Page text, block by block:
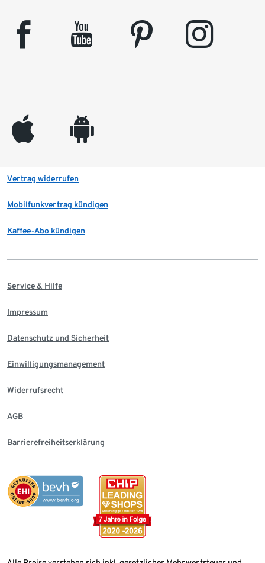
facebook youtube pinterest instagram
appleinc android
Vertrag widerrufen
Mobilfunkvertrag kündigen
Kaffee-Abo kündigen
Service & Hilfe
Impressum
Datenschutz und Sicherheit
Einwilligungsmanagement
Widerrufsrecht
AGB
Barrierefreiheitserklärung